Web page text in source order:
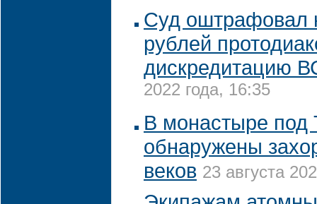
Суд оштрафовал
рублей
дискредитацию
2022 года, 16:35
В монастыре под
обнаружены
веков 23 августа